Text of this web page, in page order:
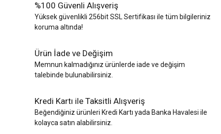
%100 Güvenli Alışveriş
Yüksek güvenlikli 256bit SSL Sertifikası ile tüm bilgileriniz
koruma altında!
Ürün İade ve Değişim
Memnun kalmadığınız ürünlerde iade ve değişim
talebinde bulunabilirsiniz.
Kredi Kartı ile Taksitli Alışveriş
Beğendiğiniz ürünleri Kredi Kartı yada Banka Havalesi ile
kolayca satın alabilirsiniz.